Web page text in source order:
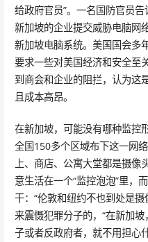
给政府官员”。一名国防官员
新加坡的企业提交威胁电脑网
新加坡电脑系统。美国国会多
要求一些对美国经济和安全至
到商会和企业的阻拦，认为这
且成本高昂。
在新加坡，可能没有哪种监控
全国150多个区域布下这一网
上、商店、公寓大堂都是摄
意生活在一个“监控泡泡”里，
干：“伦敦和纽约不也到处是
来震慑犯罪分子的，“在新加
子或者反政府者，就不用担心